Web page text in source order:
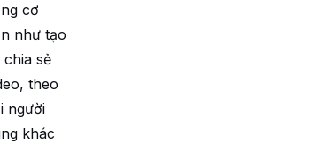
cơ
như tạo
chia sẻ
theo
người
khác